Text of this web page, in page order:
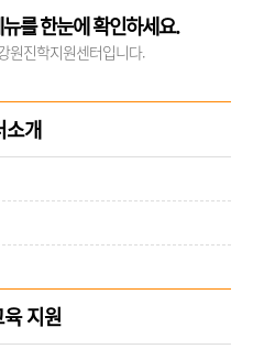
를 한눈에 확인하세요.
원진학지원센터입니다.
소개
지원